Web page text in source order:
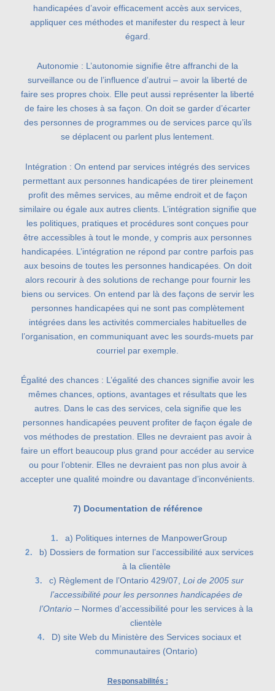
handicapées d’avoir efficacement accès aux services,
appliquer ces méthodes et manifester du respect à leur
égard.
Autonomie : L’autonomie signifie être affranchi de la
surveillance ou de l’influence d’autrui – avoir la liberté de
faire ses propres choix. Elle peut aussi représenter la liberté
de faire les choses à sa façon. On doit se garder d’écarter
des personnes de programmes ou de services parce qu’ils
se déplacent ou parlent plus lentement.
Intégration : On entend par services intégrés des services
permettant aux personnes handicapées de tirer pleinement
profit des mêmes services, au même endroit et de façon
similaire ou égale aux autres clients. L’intégration signifie que
les politiques, pratiques et procédures sont conçues pour
être accessibles à tout le monde, y compris aux personnes
handicapées. L’intégration ne répond par contre parfois pas
aux besoins de toutes les personnes handicapées. On doit
alors recourir à des solutions de rechange pour fournir les
biens ou services. On entend par là des façons de servir les
personnes handicapées qui ne sont pas complètement
intégrées dans les activités commerciales habituelles de
l’organisation, en communiquant avec les sourds-muets par
courriel par exemple.
Égalité des chances : L’égalité des chances signifie avoir les
mêmes chances, options, avantages et résultats que les
autres. Dans le cas des services, cela signifie que les
personnes handicapées peuvent profiter de façon égale de
vos méthodes de prestation. Elles ne devraient pas avoir à
faire un effort beaucoup plus grand pour accéder au service
ou pour l’obtenir. Elles ne devraient pas non plus avoir à
accepter une qualité moindre ou davantage d’inconvénients.
7) Documentation de référence
a) Politiques internes de ManpowerGroup
b) Dossiers de formation sur l’accessibilité aux services
à la clientèle
c) Règlement de l’Ontario 429/07, Loi de 2005 sur
l’accessibilité pour les personnes handicapées de
l’Ontario – Normes d’accessibilité pour les services à la
clientèle
D) site Web du Ministère des Services sociaux et
communautaires (Ontario)
Responsabilités :